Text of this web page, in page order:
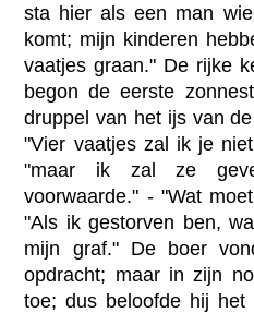
sta hier als een man
komt; mijn kinderen
vaatjes graan." De rijke
begon de eerste
druppel van het ijs van
"Vier vaatjes zal ik je
"maar ik zal ze
voorwaarde." - "Wat
"Als ik gestorven ben,
mijn graf." De boer
opdracht; maar in zijn
toe; dus beloofde hij